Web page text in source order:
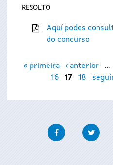
RESOLTO
Aquí podes
do concurso
Páxinas
« primeira ‹ anterior …
16
17 18
Facebook